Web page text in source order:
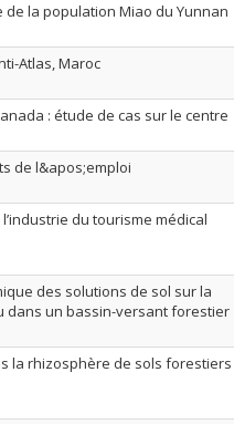
la population Miao du Yunnan
Atlas, Maroc
: étude de cas sur le centre
de l&apos;emploi
du tourisme médical
des solutions de sol sur la
dans un bassin-versant forestier
la rhizosphère de sols forestiers